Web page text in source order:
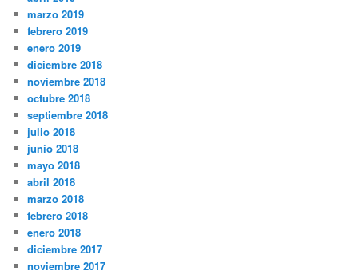
marzo 2019
febrero 2019
enero 2019
diciembre 2018
noviembre 2018
octubre 2018
septiembre 2018
julio 2018
junio 2018
mayo 2018
abril 2018
marzo 2018
febrero 2018
enero 2018
diciembre 2017
noviembre 2017